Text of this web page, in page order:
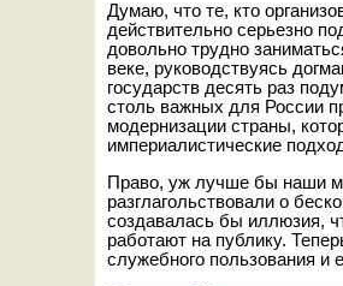
Думаю, что те, кто
действительно серьезно
довольно трудно
веке, руководствуясь
государств десять раз
столь важных для России
модернизации страны,
империалистические
Право, уж лучше бы наши
разглагольствовали о
создавалась бы иллюзия,
работают на публику.
служебного пользования и